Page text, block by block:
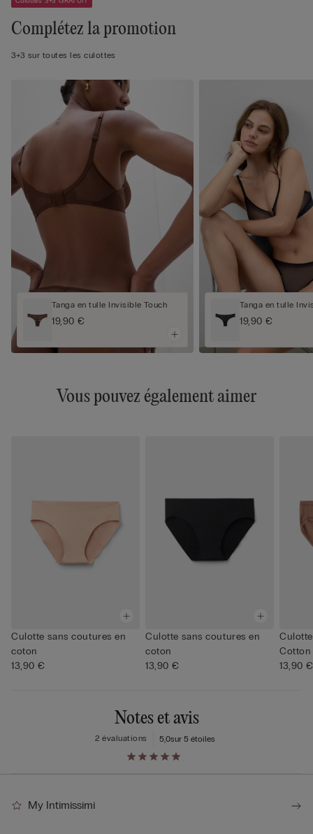
Complétez la promotion
3+3 sur toutes les culottes
Tanga en tulle Invisible Touch
19,90 €
Tanga en tulle
19,90 €
Vous pouvez également aimer
Culotte sans coutures en
coton
13,90 €
Culotte sans coutures en
coton
13,90 €
Cotton
13,90 €
Notes et avis
5,0sur 5 étoiles
2 évaluations
My Intimissimi